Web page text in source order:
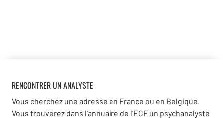
RENCONTRER UN ANALYSTE
Vous cherchez une adresse en France ou en Belgique.
Vous trouverez dans l'annuaire de l'ECF un psychanalyste